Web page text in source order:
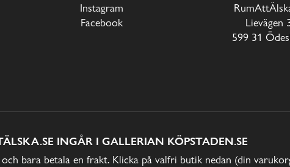
Instagram
Facebook
Lievägen
599 31
INGÅR I GALLERIAN KÖPSTADEN.SE
bara betala en frakt. Klicka på valfri butik nedan (din